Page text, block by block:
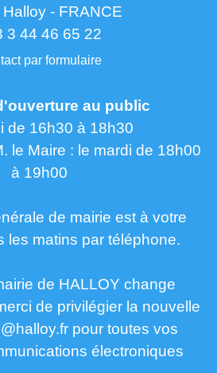
- FRANCE
3 44 46 65 22
par formulaire
au public
de 16h30 à 18h30
le Maire : le mardi de 18h00
à 19h00
de mairie est à votre
les matins par téléphone.
de HALLOY change
de privilégier la nouvelle
pour toutes vos
électroniques